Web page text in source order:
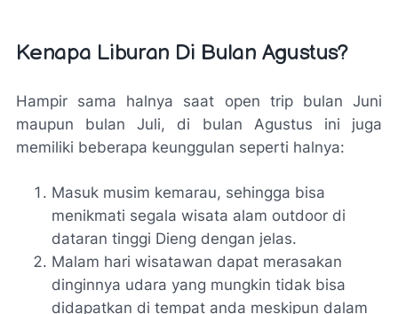
Kenapa Liburan Di Bulan Agustus?
Hampir sama halnya saat open trip bulan Juni
maupun bulan Juli, di bulan Agustus ini juga
memiliki beberapa keunggulan seperti halnya:
Masuk musim kemarau, sehingga bisa
menikmati segala wisata alam outdoor di
dataran tinggi Dieng dengan jelas.
Malam hari wisatawan dapat merasakan
dinginnya udara yang mungkin tidak bisa
didapatkan di tempat anda meskipun dalam